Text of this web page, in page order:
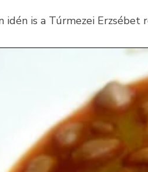
idén is a Túrmezei